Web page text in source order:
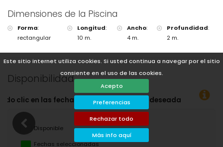
Este sitio internet utiliza cookies. Si usted continua a navegar por el sitio
consiente en el uso de las cookies.
Acepto
Preferencias
Rechazar todo
Más info aquí
Dimensiones de la Piscina
Forma:
rectangular
Longitud:
10 m.
Ancho:
4 m.
Profundidad:
2 m.
Disponibilidad
deseadas!
Disponible
Fechas seleccionadas